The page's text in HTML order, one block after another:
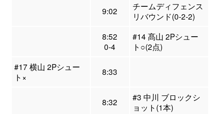
9:02
チームディフェンス
リバウンド(0-2-2)
8:52
0-4
#14 髙山 2Pシュー
ト○(2点)
#17 横山 2Pシュー
ト×
8:33
8:32
#3 中川 ブロックシ
ョット(1本)